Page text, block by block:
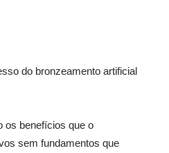
do bronzeamento artificial
os benefícios que o
sem fundamentos que